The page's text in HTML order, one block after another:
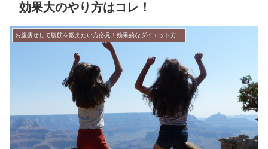
効果大のやり方はコレ！
お腹痩せして腹筋を鍛えたい方必見！効果的なダイエット方法とは？